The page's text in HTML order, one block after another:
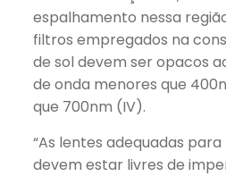
espalhamento nessa
filtros empregados na
de sol devem ser opacos
de onda menores que
que 700nm (IV).
“As lentes adequadas
devem estar livres de